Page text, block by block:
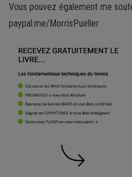
Vous pouvez également me
paypal.me/MorrisPueller